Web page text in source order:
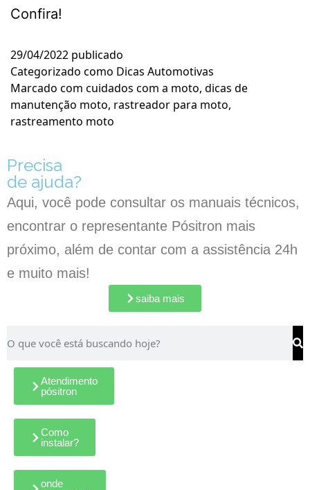
Confira!
29/04/2022 publicado
Categorizado como Dicas Automotivas
Marcado com cuidados com a moto, dicas de
manutenção moto, rastreador para moto,
rastreamento moto
Precisa
de ajuda?
Aqui, você pode consultar os manuais técnicos,
encontrar o representante Pósitron mais
próximo, além de contar com a assistência 24h
e muito mais!
saiba mais
Atendimento
pósitron
Como
instalar?
onde